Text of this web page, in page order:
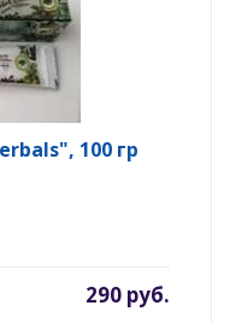
100 гр
290 руб.